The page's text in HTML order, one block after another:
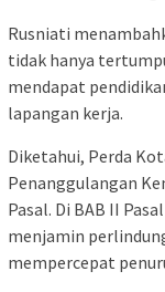
Rusniati
tidak hanya
mendapat
lapangan kerja.
Diketahui, Perda
Penanggulangan
Pasal. Di BAB II
menjamin
mempercepat